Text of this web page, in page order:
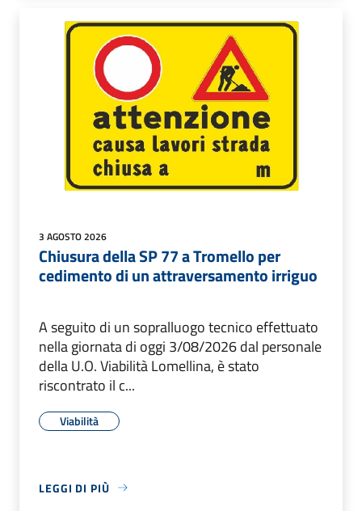
3 AGOSTO 2026
Chiusura della SP 77 a Tromello per
cedimento di un attraversamento irriguo
A seguito di un sopralluogo tecnico effettuato
nella giornata di oggi 3/08/2026 dal personale
della U.O. Viabilità Lomellina, è stato
riscontrato il c...
Viabilità
LEGGI DI PIÙ